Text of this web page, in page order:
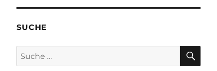
SUCHE
Suche
nach: